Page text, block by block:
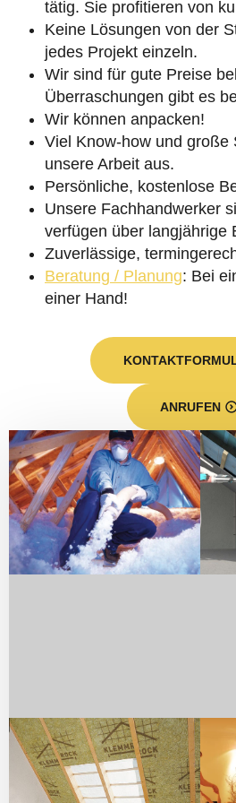
tätig. Sie profitieren von
Keine Lösungen von der
jedes Projekt einzeln.
Wir sind für gute Preise
Überraschungen gibt es
Wir können anpacken!
Viel Know-how und große
unsere Arbeit aus.
Persönliche, kostenlose
Unsere Fachhandwerker
verfügen über langjährige
Zuverlässige,
Beratung / Planung: Bei
einer Hand!
ANRUFEN